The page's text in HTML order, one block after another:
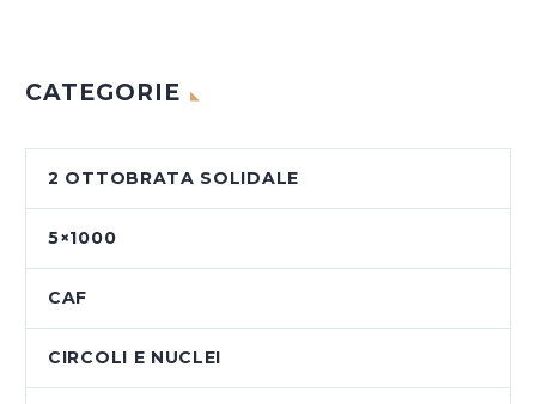
CATEGORIE
2 OTTOBRATA SOLIDALE
5×1000
CAF
CIRCOLI E NUCLEI